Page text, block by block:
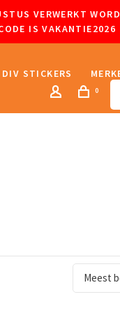
VERWERKT
IS VAKANTIE2026
DIV STICKERS
0
Meest